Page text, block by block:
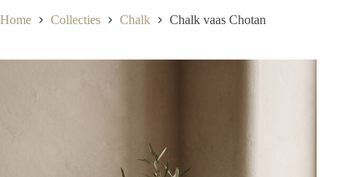
Home Collecties Chalk Chalk vaas Chotan